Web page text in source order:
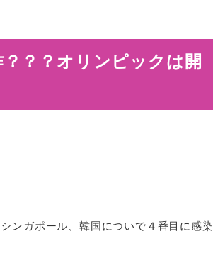
？？オリンピックは開
ンガポール、韓国についで４番目に感染